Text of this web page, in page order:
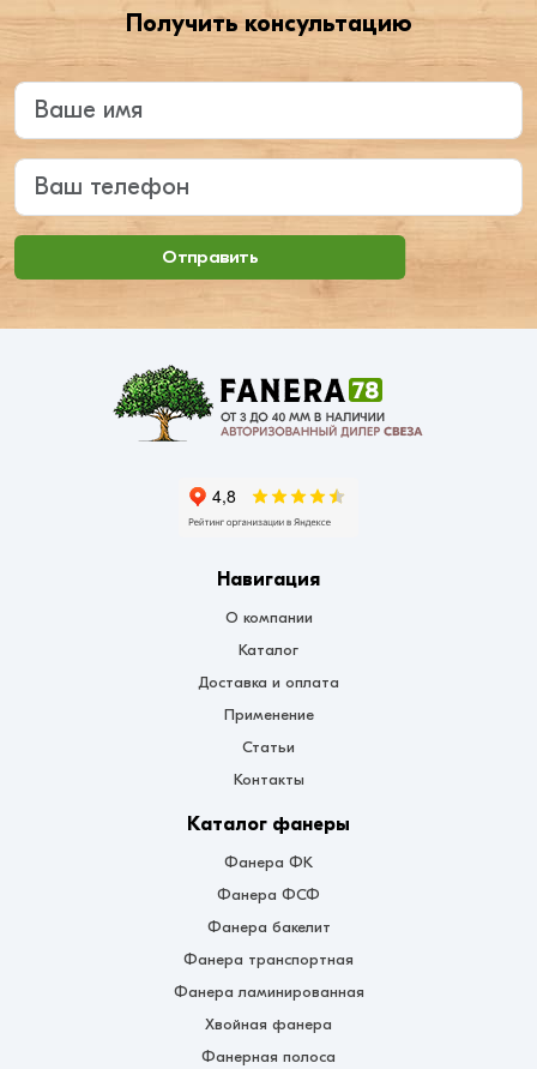
Получить консультацию
Введите ваше имя
Ваш телефон
Отправить
Навигация
О компании
Каталог
Доставка и оплата
Применение
Статьи
Контакты
Каталог фанеры
Фанера ФК
Фанера ФСФ
Фанера бакелит
Фанера транспортная
Фанера ламинированная
Хвойная фанера
Фанерная полоса